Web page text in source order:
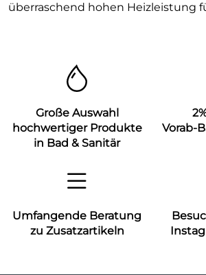
überraschend hohen Heizleistung
Große Auswahl
hochwertiger Produkte
in Bad & Sanitär
Vorab-
Umfangende Beratung
zu Zusatzartikeln